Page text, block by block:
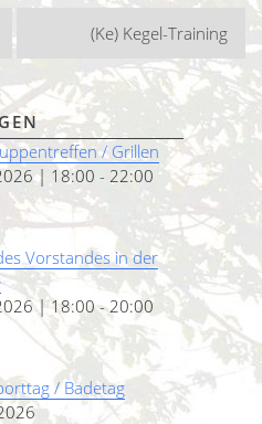
(Ke) Kegel-Training
/ Grillen
| 18:00 - 22:00
Vorstandes in der
| 18:00 - 20:00
/ Badetag